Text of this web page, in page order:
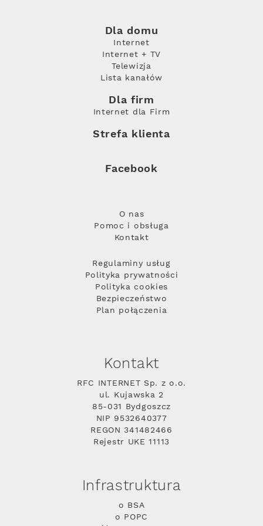
Dla domu
Internet
Internet + TV
Telewizja
Lista kanałów
Dla firm
Internet dla Firm
Strefa klienta
Facebook
O nas
Pomoc i obsługa
Kontakt
Regulaminy usług
Polityka prywatności
Polityka cookies
Bezpieczeństwo
Plan połączenia
Kontakt
RFC INTERNET Sp. z o.o.
ul. Kujawska 2
85-031 Bydgoszcz
NIP 9532640377
REGON 341482466
Rejestr UKE 11113
Infrastruktura
o BSA
o POPC